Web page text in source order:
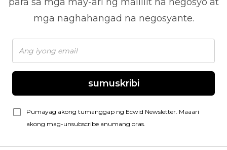
mga naghahangad na negosyante.
sumuskribi
Pumayag akong tumanggap ng Ecwid Newsletter. Maaari
akong mag-unsubscribe anumang oras.